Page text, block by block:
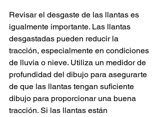
Revisar el desgaste de las llantas es
igualmente importante. Las llantas
desgastadas pueden reducir la
tracción, especialmente en condiciones
de lluvia o nieve. Utiliza un medidor de
profundidad del dibujo para asegurarte
de que las llantas tengan suficiente
dibujo para proporcionar una buena
tracción. Si las llantas están